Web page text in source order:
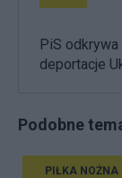
PiS odkrywa
deportacje
Podobne
PIŁKA NOŻNA